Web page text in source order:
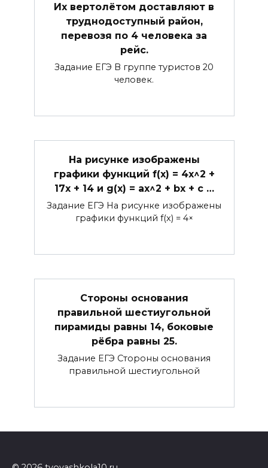
Их вертолётом доставляют в
труднодоступный район,
перевозя по 4 человека за
рейс.
Задание ЕГЭ В группе туристов 20
человек.
На рисунке изображены
графики функций f(x) = 4x^2 +
17x + 14 и g(x) = ax^2 + bx + c …
Задание ЕГЭ На рисунке изображены
графики функций f(x) = 4×
Стороны основания
правильной шестиугольной
пирамиды равны 14, боковые
рёбра равны 25.
Задание ЕГЭ Стороны основания
правильной шестиугольной